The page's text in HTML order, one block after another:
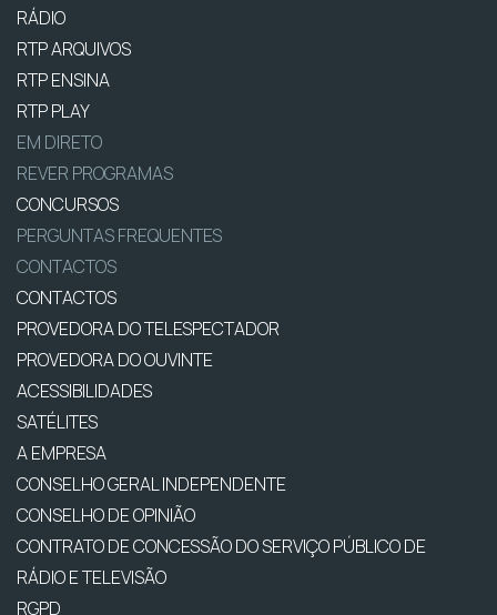
RÁDIO
RTP ARQUIVOS
RTP ENSINA
RTP PLAY
EM DIRETO
REVER PROGRAMAS
CONCURSOS
PERGUNTAS FREQUENTES
CONTACTOS
CONTACTOS
PROVEDORA DO TELESPECTADOR
PROVEDORA DO OUVINTE
ACESSIBILIDADES
SATÉLITES
A EMPRESA
CONSELHO GERAL INDEPENDENTE
CONSELHO DE OPINIÃO
CONTRATO DE CONCESSÃO DO SERVIÇO PÚBLICO DE
RÁDIO E TELEVISÃO
RGPD